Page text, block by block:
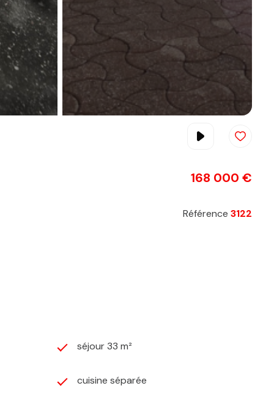
168 000 €
Référence 3122
séjour 33 m²
cuisine séparée